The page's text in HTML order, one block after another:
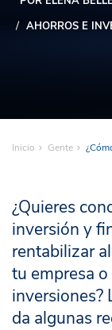
AHORROS E
Inicio Gente
¿Quieres
inversión y
rentabilizar
tu empresa
inversiones?
da algunas